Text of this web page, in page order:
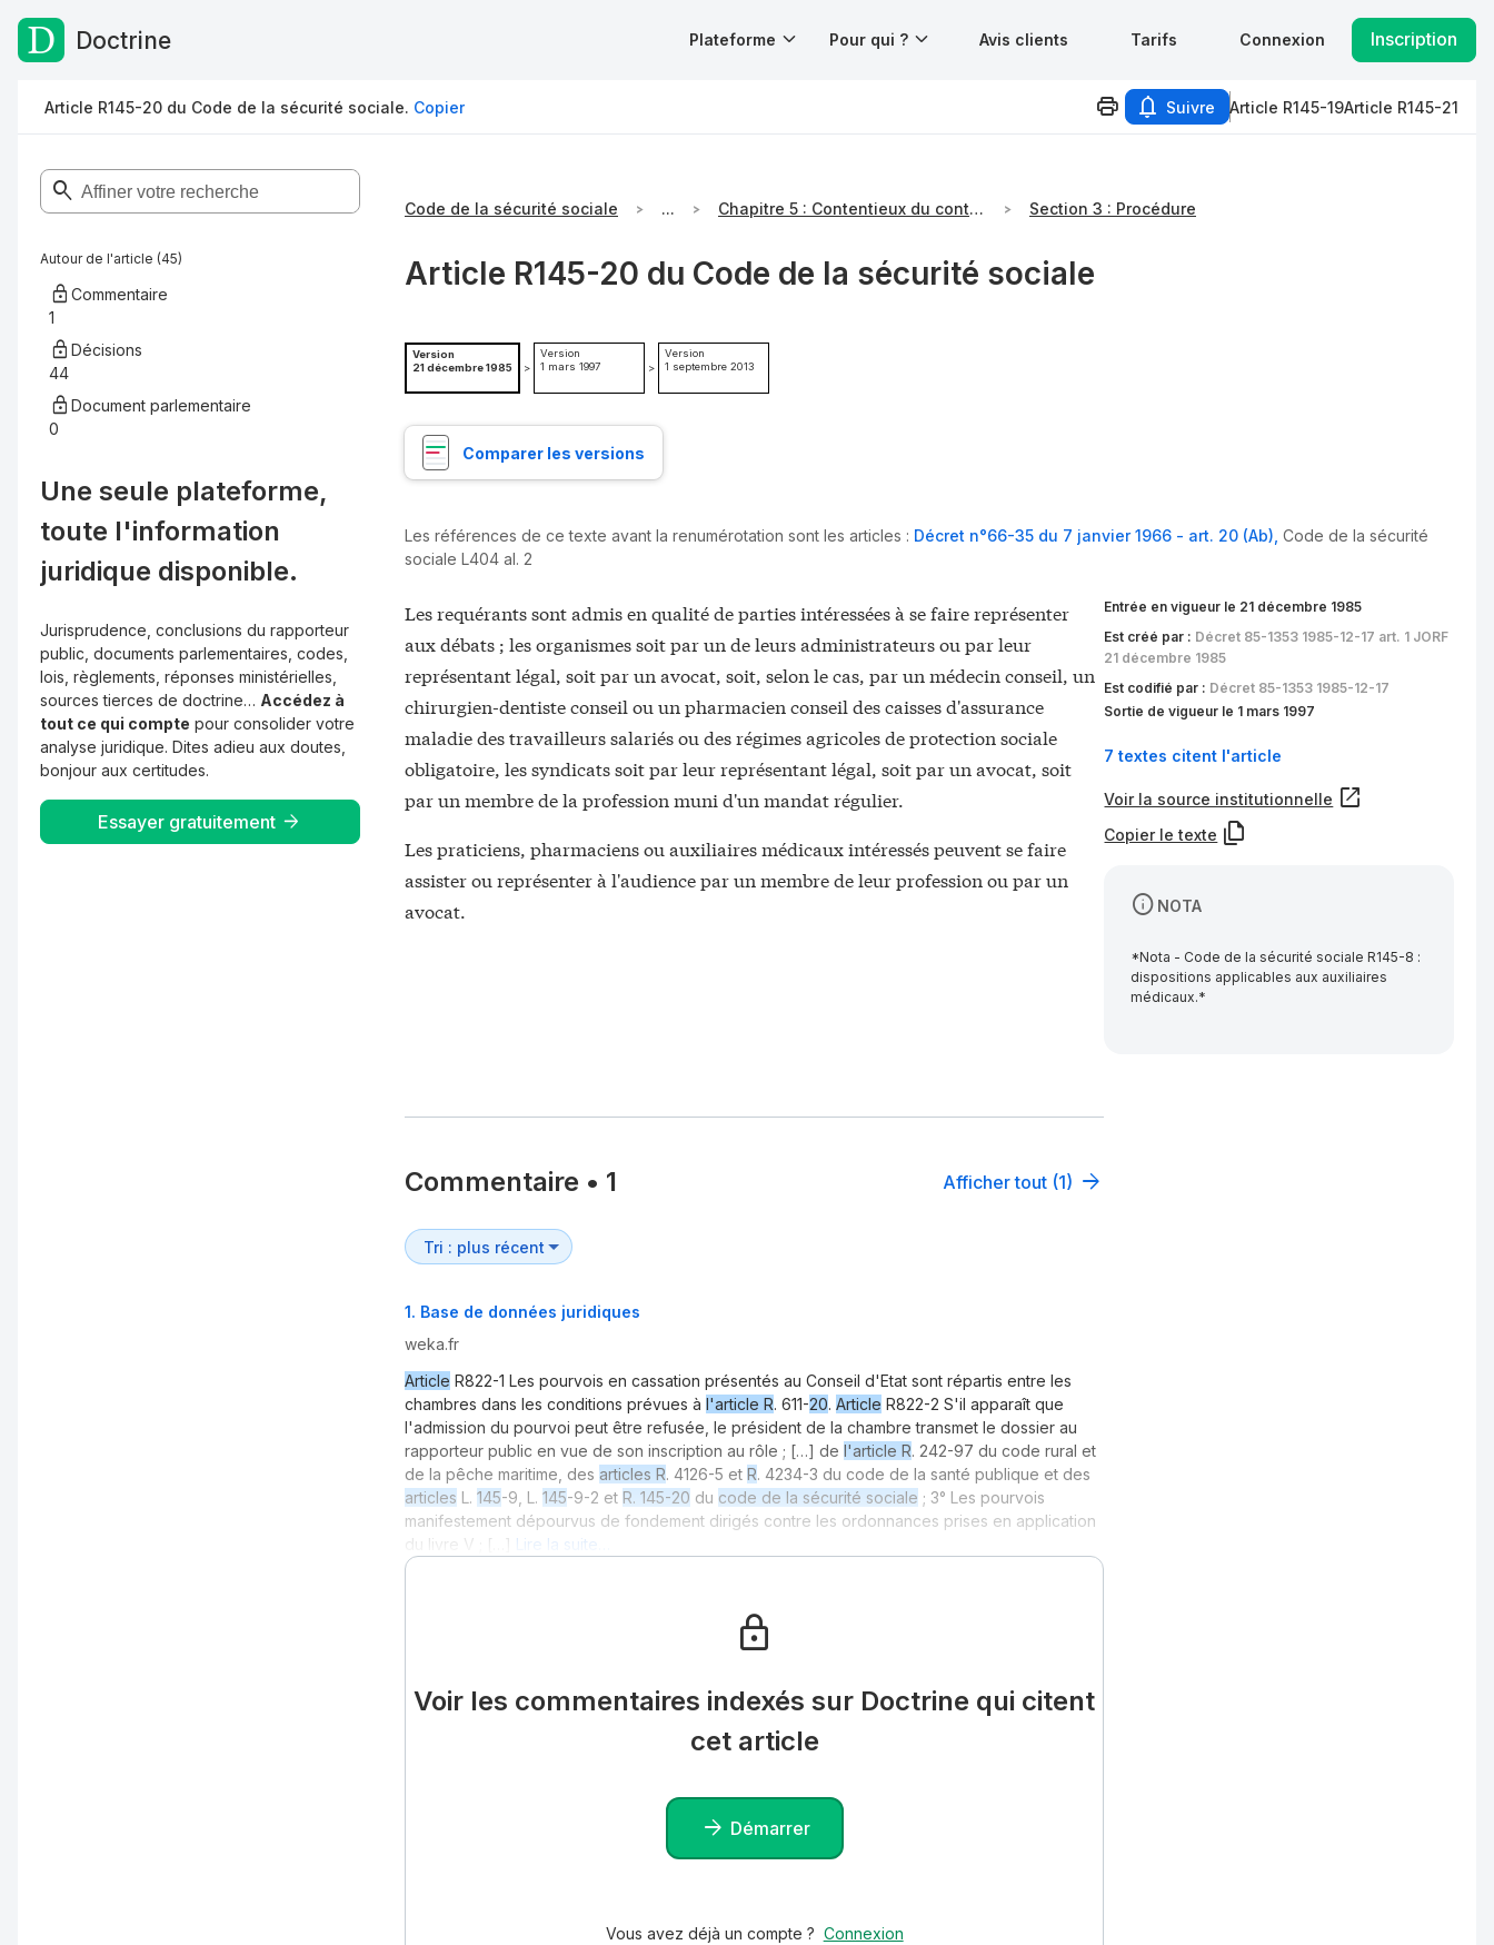
Passer au contenu
Doctrine Plateforme Pour qui ? Avis clients Tarifs Connexion Inscription
Article R145-20 du Code de la sécurité sociale. Copier Suivre Article R145-19Article R145-21
Autour de l'article (45)
Commentaire
1
Décisions
44
Document parlementaire
0
Une seule plateforme,
toute l'information
juridique disponible.
Jurisprudence, conclusions du rapporteur
public, documents parlementaires, codes,
lois, règlements, réponses ministérielles,
sources tierces de doctrine… Accédez à
tout ce qui compte pour consolider votre
analyse juridique. Dites adieu aux doutes,
bonjour aux certitudes.
Essayer gratuitement
Code de la sécurité sociale ... Chapitre 5 : Contentieux du contrôle technique Section 3 : Procédure
Article R145-20 du Code de la sécurité sociale
Version
21 décembre 1985
>
Version
1 mars 1997
>
Version
1 septembre 2013
Comparer les versions
Les références de ce texte avant la renumérotation sont les articles : Décret n°66-35 du 7 janvier 1966 - art. 20 (Ab) Code de la sécurité
sociale L404 al. 2
Les requérants sont admis en qualité de parties intéressées à se faire représenter
aux débats ; les organismes soit par un de leurs administrateurs ou par leur
représentant légal, soit par un avocat, soit, selon le cas, par un médecin conseil, un
chirurgien-dentiste conseil ou un pharmacien conseil des caisses d'assurance
maladie des travailleurs salariés ou des régimes agricoles de protection sociale
obligatoire, les syndicats soit par leur représentant légal, soit par un avocat, soit
par un membre de la profession muni d'un mandat régulier.
Les praticiens, pharmaciens ou auxiliaires médicaux intéressés peuvent se faire
assister ou représenter à l'audience par un membre de leur profession ou par un
avocat.
Entrée en vigueur le 21 décembre 1985
Est créé par : Décret 85-1353 1985-12-17 art. 1 JORF
21 décembre 1985
Est codifié par : Décret 85-1353 1985-12-17
Sortie de vigueur le 1 mars 1997
7 textes citent l'article
Voir la source institutionnelle
Copier le texte
NOTA
*Nota - Code de la sécurité sociale R145-8 :
dispositions applicables aux auxiliaires
médicaux.*
Commentaire • 1 Afficher tout (1)
1. Base de données juridiques
weka.fr
Article R822-1 Les pourvois en cassation présentés au Conseil d'Etat sont répartis entre les
chambres dans les conditions prévues à l'article R. 611-20. Article R822-2 S'il apparaît que
l'admission du pourvoi peut être refusée, le président de la chambre transmet le dossier au
rapporteur public en vue de son inscription au rôle ; […] de l'article R. 242-97 du code rural et
de la pêche maritime, des articles R. 4126-5 et R. 4234-3 du code de la santé publique et des
articles L. 145-9, L. 145-9-2 et R. 145-20 du code de la sécurité sociale ; 3° Les pourvois
manifestement dépourvus de fondement dirigés contre les ordonnances prises en application
du livre V ; […] Lire la suite…
Voir les commentaires indexés sur Doctrine qui citent
cet article
Démarrer
Vous avez déjà un compte ? Connexion